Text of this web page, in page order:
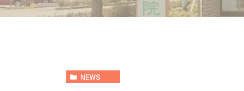
NEWS